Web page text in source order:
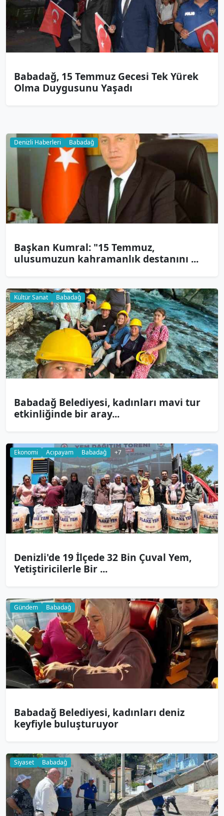
Babadağ, 15 Temmuz Gecesi Tek Yürek
Olma Duygusunu Yaşadı
Denizli Haberleri Babadağ
Başkan Kumral: "15 Temmuz,
ulusumuzun kahramanlık destanını ...
Kültür Sanat Babadağ
Babadağ Belediyesi, kadınları mavi tur
etkinliğinde bir aray...
Ekonomi Acıpayam Babadağ +7
Denizli'de 19 İlçede 32 Bin Çuval Yem,
Yetiştiricilerle Bir ...
Gündem Babadağ
Babadağ Belediyesi, kadınları deniz
keyfiyle buluşturuyor
Siyaset Babadağ